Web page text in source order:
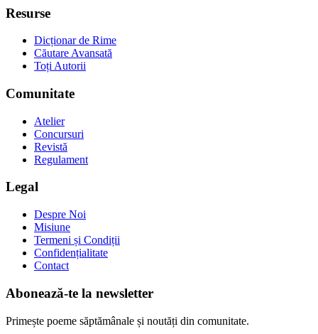
Resurse
Dicționar de Rime
Căutare Avansată
Toți Autorii
Comunitate
Atelier
Concursuri
Revistă
Regulament
Legal
Despre Noi
Misiune
Termeni și Condiții
Confidențialitate
Contact
Abonează-te la newsletter
Primește poeme săptămânale și noutăți din comunitate.